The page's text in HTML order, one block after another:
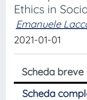
Ethics in
Emanuele
2021-01-01
Scheda breve
Scheda